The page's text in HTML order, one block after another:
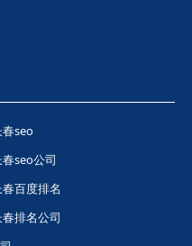
seo
seo公司
百度排名
排名公司